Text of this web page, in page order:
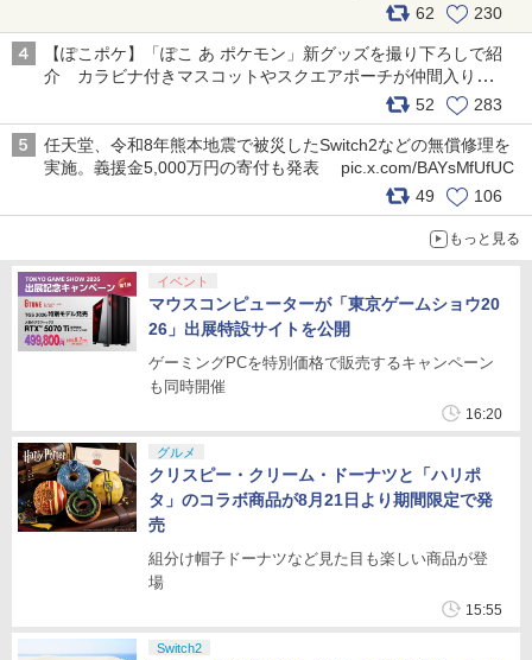
62 230
【ぽこポケ】「ぽこ あ ポケモン」新グッズを撮り下ろしで紹
介 カラビナ付きマスコットやスクエアポーチが仲間入り
52 283
任天堂、令和8年熊本地震で被災したSwitch2などの無償修理を
実施。義援金5,000万円の寄付も発表 pic.x.com/BAYsMfUfUC
49
106
もっと見る
イベント
マウスコンピューターが「東京ゲームショウ20
26」出展特設サイトを公開
ゲーミングPCを特別価格で販売するキャンペーン
も同時開催
16:20
グルメ
クリスピー・クリーム・ドーナツと「ハリポ
タ」のコラボ商品が8月21日より期間限定で発
売
組分け帽子ドーナツなど見た目も楽しい商品が登
場
15:55
Switch2